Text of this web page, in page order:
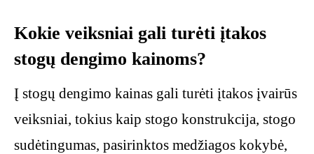
Kokie veiksniai gali turėti įtakos
stogų dengimo kainoms?
Į stogų dengimo kainas gali turėti įtakos įvairūs
veiksniai, tokius kaip stogo konstrukcija, stogo
sudėtingumas, pasirinktos medžiagos kokybė,